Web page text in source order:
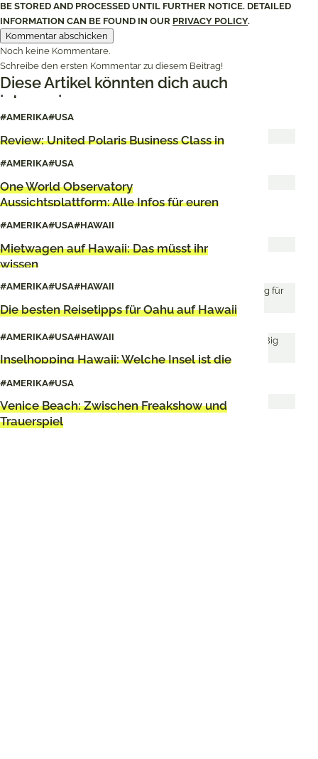
BE STORED AND PROCESSED UNTIL FURTHER NOTICE. DETAILED
INFORMATION CAN BE FOUND IN OUR PRIVACY POLICY.
Noch keine Kommentare.
Schreibe den ersten Kommentar zu diesem Beitrag!
Diese Artikel könnten dich auch
interessieren
#AMERIKA#USA
Review: United Polaris Business Class in
#AMERIKA#USA
One World Observatory
Aussichtsplattform: Alle Infos für euren
#AMERIKA#USA#HAWAII
Mietwagen auf Hawaii: Das müsst ihr
wissen
#AMERIKA#USA#HAWAII
Die besten Reisetipps für Oahu auf Hawaii
#AMERIKA#USA#HAWAII
Inselhopping Hawaii: Welche Insel ist die
#AMERIKA#USA
Venice Beach: Zwischen Freakshow und
Trauerspiel